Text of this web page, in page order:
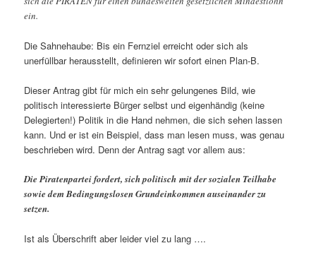
ein.
Die Sahnehaube: Bis ein Fernziel erreicht oder sich als
unerfüllbar herausstellt, definieren wir sofort einen Plan-B.
Dieser Antrag gibt für mich ein sehr gelungenes Bild, wie
politisch interessierte Bürger selbst und eigenhändig (keine
Delegierten!) Politik in die Hand nehmen, die sich sehen lassen
kann. Und er ist ein Beispiel, dass man lesen muss, was genau
beschrieben wird. Denn der Antrag sagt vor allem aus:
Die Piratenpartei fordert, sich politisch mit der sozialen Teilhabe
sowie dem Bedingungslosen Grundeinkommen auseinander zu
setzen.
Ist als Überschrift aber leider viel zu lang ….